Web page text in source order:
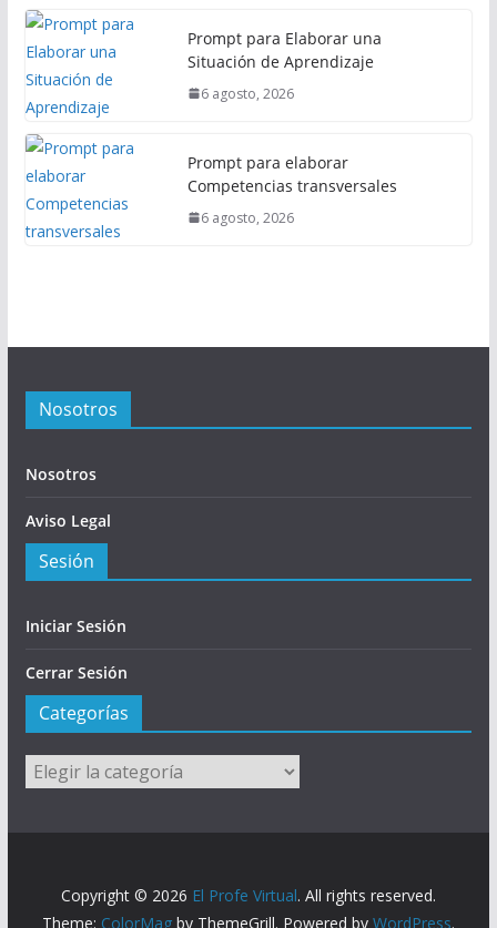
Prompt para Elaborar una
Situación de Aprendizaje
6 agosto, 2026
Prompt para elaborar
Competencias transversales
6 agosto, 2026
Nosotros
Nosotros
Aviso Legal
Sesión
Iniciar Sesión
Cerrar Sesión
Categorías
Categorías
Copyright © 2026 El Profe Virtual. All rights reserved.
Theme: ColorMagby ThemeGrill. Powered by WordPress.